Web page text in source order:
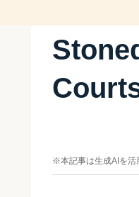
※本記事は生成AIを活